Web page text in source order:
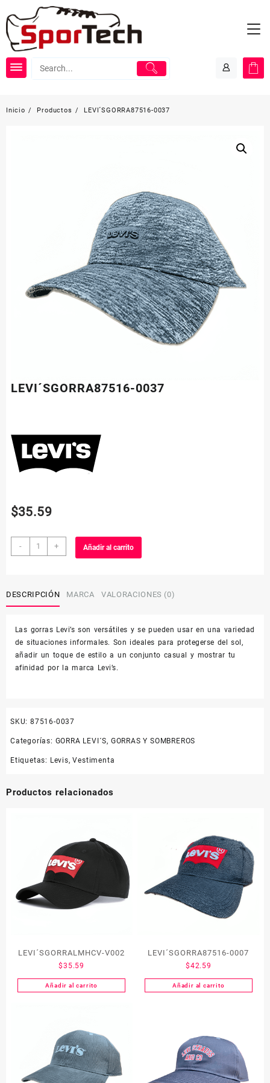
al
contenido
Inicio Productos LEVI´SGORRA87516-0037
LEVI´SGORRA87516-0037
$35.59
-
LEVI
´SGORRA87516-
+ Añadir al carrito
DESCRIPCIÓN MARCA VALORACIONES (0)
Las gorras Levi’s son versátiles y se pueden usar en una variedad
de situaciones informales. Son ideales para protegerse del sol,
añadir un toque de estilo a un conjunto casual y mostrar tu
afinidad por la marca Levi’s.
SKU: 87516-0037
Categorías: GORRA LEVI´S, GORRAS Y SOMBREROS
Etiquetas: Levis,Vestimenta
Productos relacionados
LEVI´SGORRALMHCV-V002
$35.59
Añadir al carrito
LEVI´SGORRA87516-0007
$42.59
Añadir al carrito